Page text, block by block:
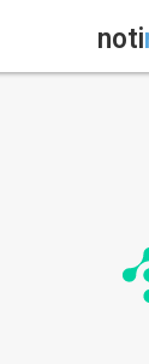
noti